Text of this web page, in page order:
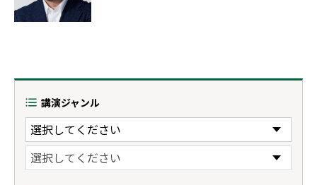
講演ジャンル